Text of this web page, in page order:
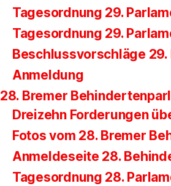
Tagesordnung 29.
Tagesordnung 29.
Beschlussvorschläge 29.
Anmeldung
28. Bremer
Dreizehn Forderungen
Fotos vom 28. Bremer
Anmeldeseite 28.
Tagesordnung 28.